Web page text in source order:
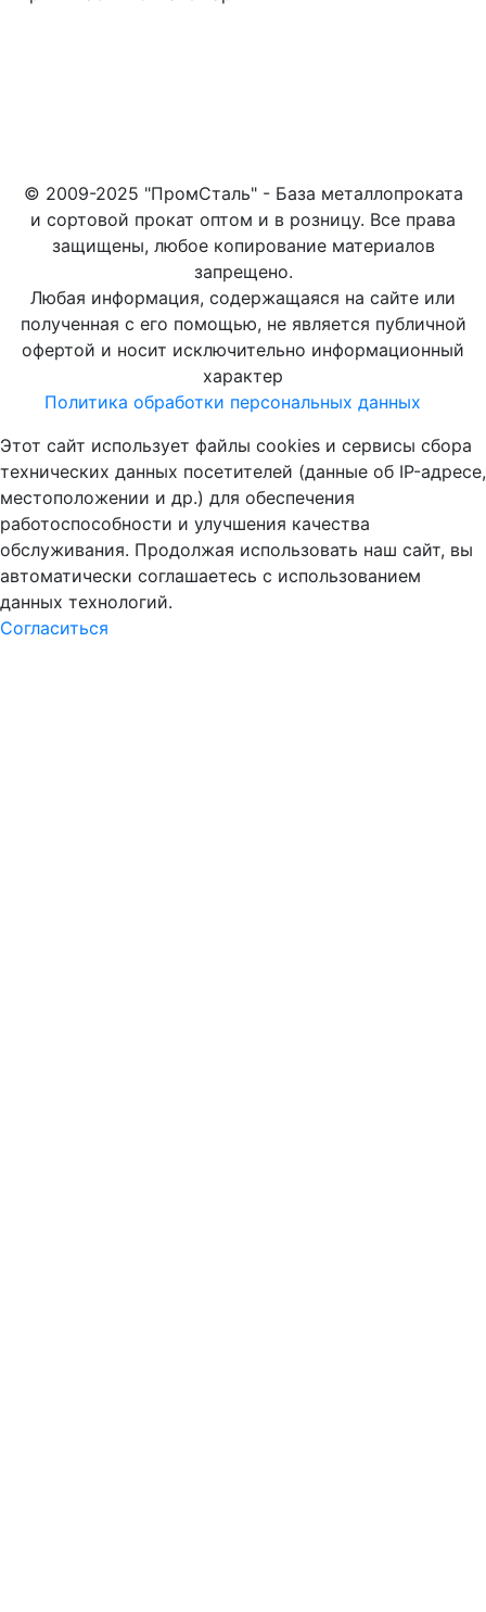
© 2009-2025 "ПромСталь" - База металлопроката
и сортовой прокат оптом и в розницу. Все права
защищены, любое копирование материалов
запрещено.
Любая информация, содержащаяся на сайте или
полученная с его помощью, не является публичной
офертой и носит исключительно информационный
характер
Политика обработки персональных данных
Этот сайт использует файлы cookies и сервисы сбора
технических данных посетителей (данные об IP-адресе,
местоположении и др.) для обеспечения
работоспособности и улучшения качества
обслуживания. Продолжая использовать наш сайт, вы
автоматически соглашаетесь с использованием
данных технологий.
Согласиться